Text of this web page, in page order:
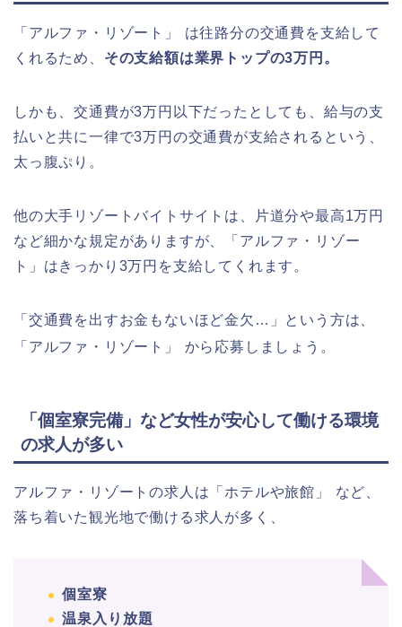
「アルファ・リゾート」
は往路分の交通費を支給して
くれるため、 その支給額は業界トップの3万円。
しかも、交通費が3万円以下だったとしても、給与の支
払いと共に一律で3万円の交通費が支給されるという、
太っ腹ぷり。
他の大手リゾートバイトサイトは、片道分や最高1万円
など細かな規定がありますが、「アルファ・リゾー
ト」はきっかり3万円を支給してくれます。
「交通費を出すお金もないほど金欠…」という方は、
「アルファ・リゾート」 から応募しましょう。
「個室寮完備」など女性が安心して働ける環境
の求人が多い
アルファ・リゾートの求人は「ホテルや旅館」
など、
落ち着いた観光地で働ける求人が多く、
個室寮
温泉入り放題